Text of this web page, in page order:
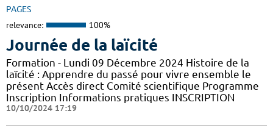
PAGES
relevance: 100%
Journée de la laïcité
Formation - Lundi 09 Décembre 2024 Histoire de la
laïcité : Apprendre du passé pour vivre ensemble le
présent Accès direct Comité scientifique Programme
Inscription Informations pratiques ​INSCRIPTION
10/10/2024 17:19